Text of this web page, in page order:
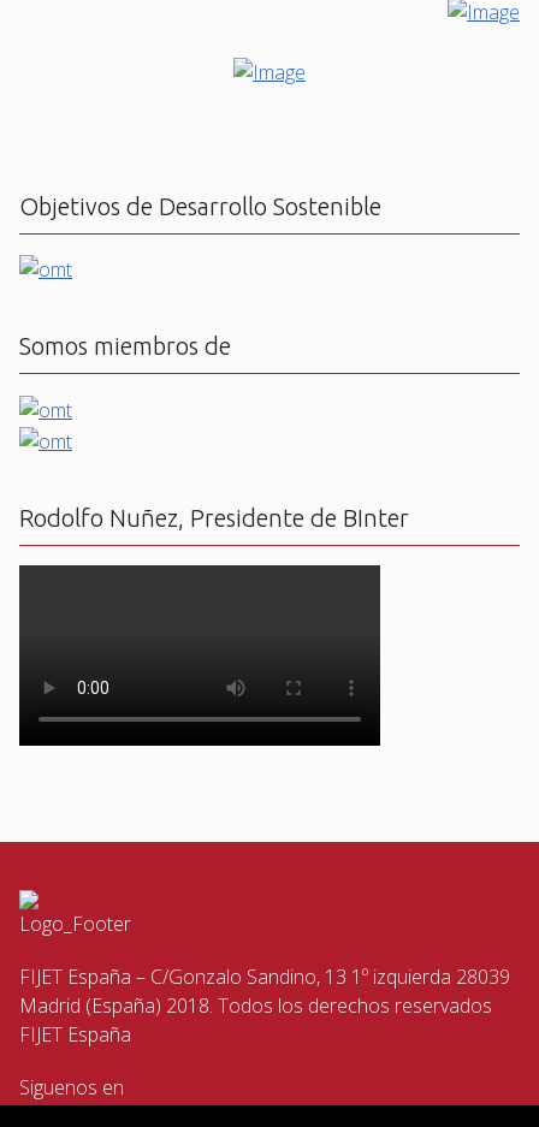
Objetivos de Desarrollo Sostenible
Somos miembros de
Rodolfo Nuñez, Presidente de BInter
FIJET España – C/Gonzalo Sandino, 13 1º izquierda 28039
Madrid (España) 2018. Todos los derechos reservados
FIJET España
Siguenos en